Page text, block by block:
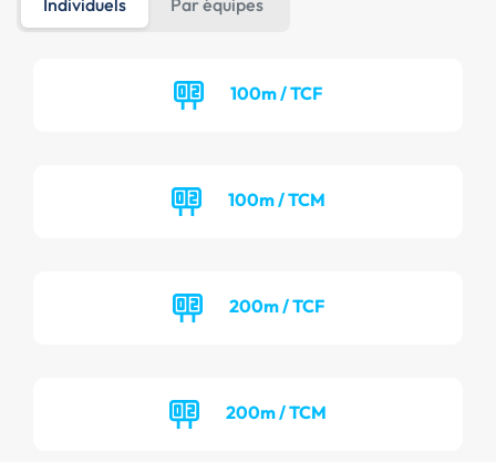
Individuels Par équipes
100m / TCF
100m / TCM
200m / TCF
200m / TCM